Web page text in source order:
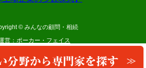
© みんなの顧問・相続
営：ポーカー・フェイス